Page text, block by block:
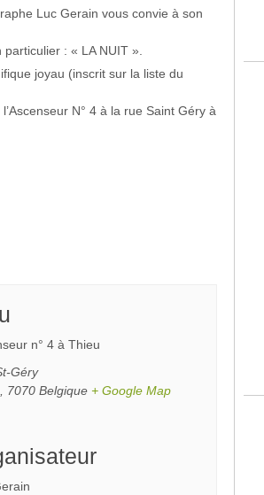
Luc Gerain vous convie à son
: « LA NUIT ».
joyau (inscrit sur la liste du
N° 4 à la rue Saint Géry à
n° 4 à Thieu
Géry
7070 Belgique + Google Map